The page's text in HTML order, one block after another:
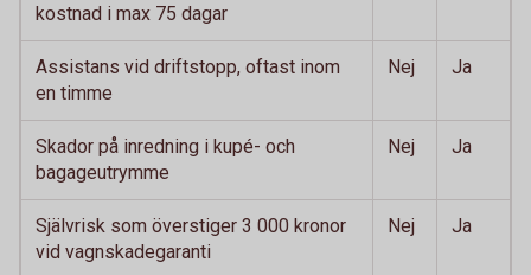
kostnad i max 75 dagar
Assistans vid driftstopp, oftast inom
en timme
Nej Ja
Skador på inredning i kupé- och
bagageutrymme
Nej Ja
Självrisk som överstiger 3 000 kronor
vid vagnskadegaranti
Nej Ja